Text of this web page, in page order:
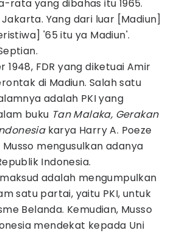
rata yang dibahas itu 1965.
Jakarta. Yang dari luar [Madiun]
'65 itu ya Madiun'.
1948, FDR yang diketuai Amir
di Madiun. Salah satu
adalah PKI yang
buku Tan Malaka, Gerakan
karya Harry A. Poeze
mengusulkan adanya
Indonesia.
adalah mengumpulkan
satu partai, yaitu PKI, untuk
Belanda. Kemudian, Musso
mendekat kepada Uni